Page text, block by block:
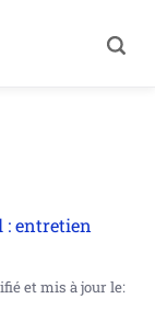
: entretien
et mis à jour le: